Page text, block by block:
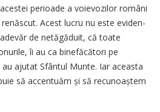
perioade a voievozilor români
Acest lucru nu este evi­den­
de netăgăduit, că toate
îi au ca binefăcători pe
ajutat Sfântul Munte. Iar aceasta
să accentuăm și să recunoaștem